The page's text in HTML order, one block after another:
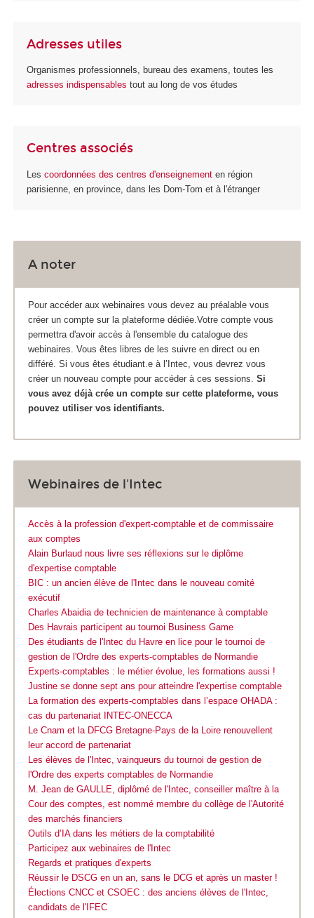
Adresses utiles
Organismes professionnels, bureau des examens, toutes les
adresses indispensables tout au long de vos études
Centres associés
Les coordonnées des centres d'enseignement en région
parisienne, en province, dans les Dom-Tom et à l'étranger
A noter
Pour accéder aux webinaires vous devez au préalable vous
créer un compte sur la plateforme dédiée.Votre compte vous
permettra d'avoir accès à l'ensemble du catalogue des
webinaires. Vous êtes libres de les suivre en direct ou en
différé. Si vous êtes étudiant.e à l’Intec, vous devrez vous
créer un nouveau compte pour accéder à ces sessions. Si
vous avez déjà crée un compte sur cette plateforme, vous
pouvez utiliser vos identifiants.
Webinaires de l'Intec
Accès à la profession d'expert-comptable et de commissaire
aux comptes
Alain Burlaud nous livre ses réflexions sur le diplôme
d'expertise comptable
BIC : un ancien élève de l'Intec dans le nouveau comité
exécutif
Charles Abaidia de technicien de maintenance à comptable
Des Havrais participent au tournoi Business Game
Des étudiants de l'Intec du Havre en lice pour le tournoi de
gestion de l'Ordre des experts-comptables de Normandie
Experts-comptables : le métier évolue, les formations aussi !
Justine se donne sept ans pour atteindre l'expertise comptable
La formation des experts-comptables dans l’espace OHADA :
cas du partenariat INTEC-ONECCA
Le Cnam et la DFCG Bretagne-Pays de la Loire renouvellent
leur accord de partenariat
Les élèves de l'Intec, vainqueurs du tournoi de gestion de
l'Ordre des experts comptables de Normandie
M. Jean de GAULLE, diplômé de l'Intec, conseiller maître à la
Cour des comptes, est nommé membre du collège de l'Autorité
des marchés financiers
Outils d’IA dans les métiers de la comptabilité
Participez aux webinaires de l'Intec
Regards et pratiques d'experts
Réussir le DSCG en un an, sans le DCG et après un master !
Élections CNCC et CSOEC : des anciens élèves de l'Intec,
candidats de l'IFEC